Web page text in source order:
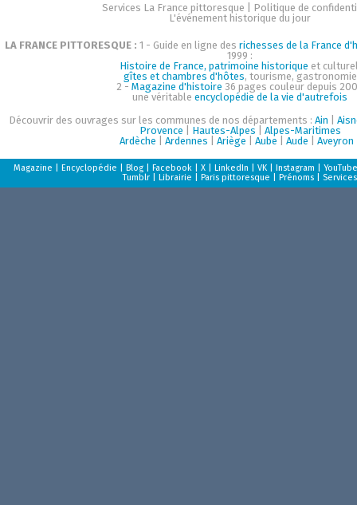
Services La France pittoresque
Politique de
L'événement historique du jour
LA FRANCE PITTORESQUE : 1 - Guide en ligne des richesses de la France
1999 :
Histoire de France, patrimoine historique et
gîtes et chambres d'hôtes, tourisme, gastronomie
2 - Magazine d'histoire 36 pages couleur depuis
une véritable encyclopédie de la vie d'autrefois
Découvrir des ouvrages sur les communes de nos départements : Ain
Provence
Hautes-Alpes
Alpes-Maritimes
Ardèche
Ardennes Ariège Aube Aude Aveyron
Magazine Encyclopédie Blog Facebook X LinkedIn VK Instagram
YouTube
Tumblr
Librairie Paris pittoresque Prénoms Services